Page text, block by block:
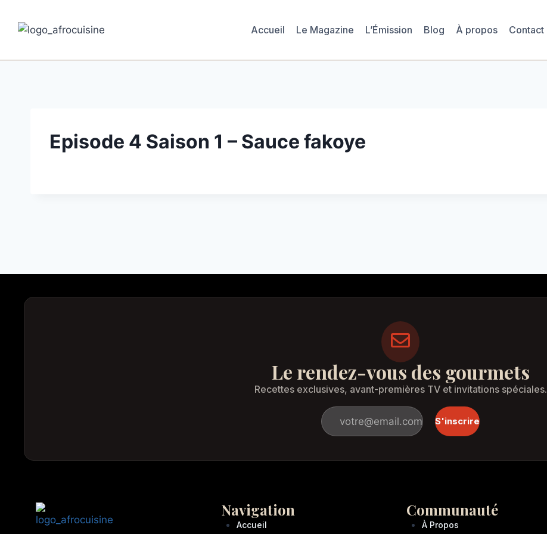
Accueil Le Magazine L’Émission Blog À propos Contact
Episode 4 Saison 1 – Sauce fakoye
Le rendez-vous des gourmets
Recettes exclusives, avant-premières TV et invitations spéciales.
S'inscrire
Navigation
Accueil
Communauté
À Propos